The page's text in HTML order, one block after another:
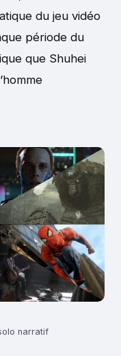
du jeu vidéo
période du
que Shuhei
narratif